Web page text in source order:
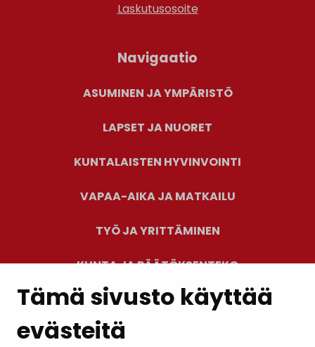
Tämä sivusto käyttää
evästeitä
Laskutusosoite
Navigaatio
ASUMINEN JA YMPÄRISTÖ
LAPSET JA NUORET
KUNTALAISTEN HYVINVOINTI
VAPAA-AIKA JA MATKAILU
TYÖ JA YRITTÄMINEN
KUNTA JA PÄÄTÖKSENTEKO